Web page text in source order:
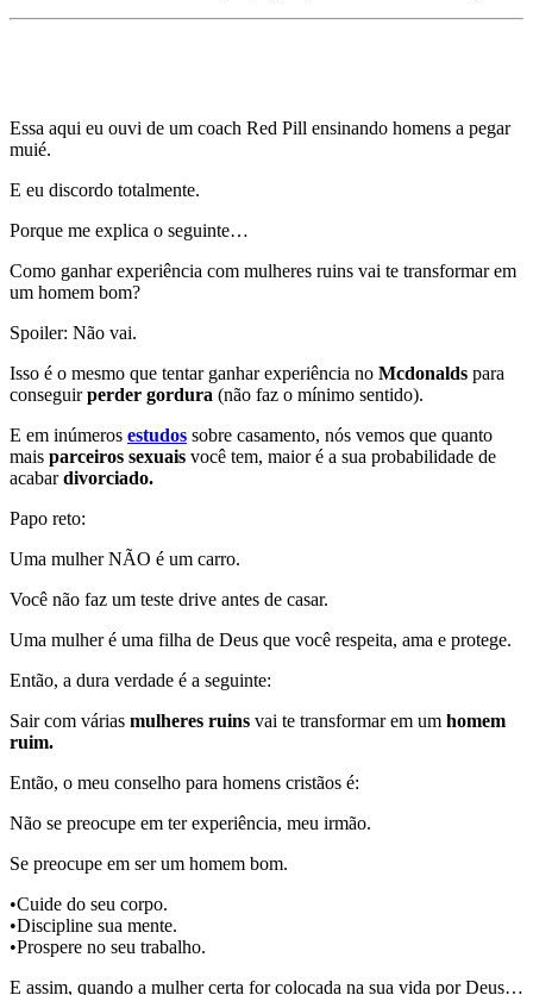
Essa aqui eu ouvi de um coach Red Pill ensinando homens a pegar
muié.
E eu discordo totalmente.
Porque me explica o seguinte…
Como ganhar experiência com mulheres ruins vai te transformar em
um homem bom?
Spoiler: Não vai.
Isso é o mesmo que tentar ganhar experiência no Mcdonalds para
conseguirperder gordura (não faz o mínimo sentido).
E em inúmeros estudos sobre casamento, nós vemos que quanto
mais parceiros sexuais você tem, maior é a sua probabilidade de
acabardivorciado.
Papo reto:
Uma mulher NÃO é um carro.
Você não faz um teste drive antes de casar.
Uma mulher é uma filha de Deus que você respeita, ama e protege.
Então, a dura verdade é a seguinte:
Sair com várias mulheres ruins vai te transformar em um homem
ruim.
Então, o meu conselho para homens cristãos é:
Não se preocupe em ter experiência, meu irmão.
Se preocupe em ser um homem bom.
•Cuide do seu corpo.
•Discipline sua mente.
•Prospere no seu trabalho.
E assim, quando a mulher certa for colocada na sua vida por Deus…